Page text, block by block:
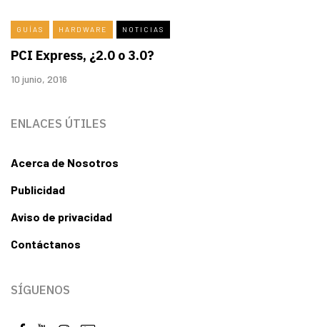
GUÍAS HARDWARE NOTICIAS
PCI Express, ¿2.0 o 3.0?
10 junio, 2016
ENLACES ÚTILES
Acerca de Nosotros
Publicidad
Aviso de privacidad
Contáctanos
SÍGUENOS